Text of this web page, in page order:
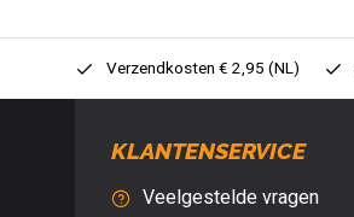
Verzendkosten € 2,95 (NL)
KLANTENSERVICE
Veelgestelde vragen